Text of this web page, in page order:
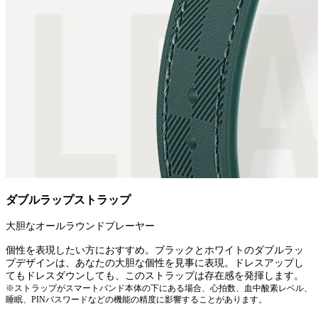
ダブルラップストラップ
大胆なオールラウンドプレーヤー
個性を表現したい方におすすめ。ブラックとホワイトのダブルラッ
プデザインは、あなたの大胆な個性を見事に表現。ドレスアップし
てもドレスダウンしても、このストラップは存在感を発揮します。
※ストラップがスマートバンド本体の下にある場合、心拍数、血中酸素レベル、
睡眠、PINパスワードなどの機能の精度に影響することがあります。